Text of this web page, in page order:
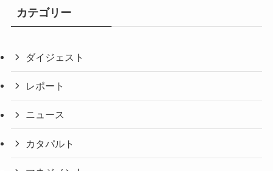
カテゴリー
ダイジェスト
レポート
ニュース
カタパルト